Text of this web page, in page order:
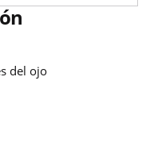
del ojo